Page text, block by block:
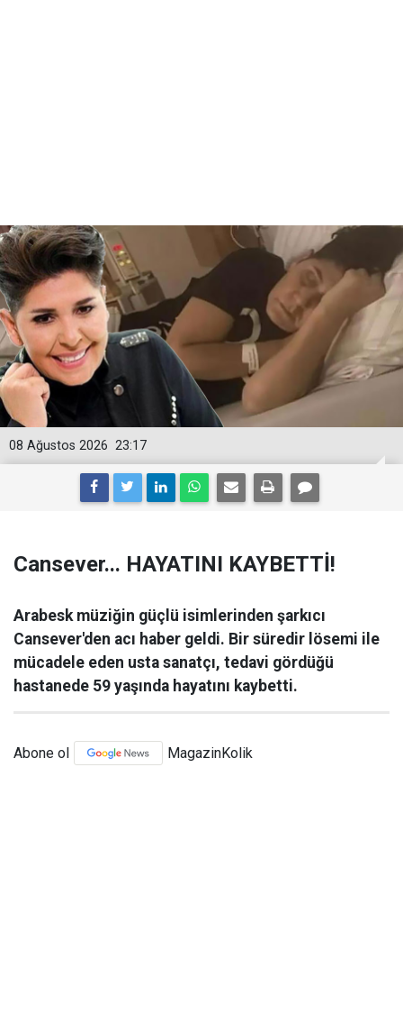
23:17
08 Ağustos 2026
Cansever... HAYATINI KAYBETTİ!
Arabesk müziğin güçlü isimlerinden şarkıcı
Cansever'den acı haber geldi. Bir süredir lösemi ile
mücadele eden usta sanatçı, tedavi gördüğü
hastanede 59 yaşında hayatını kaybetti.
Abone ol MagazinKolik